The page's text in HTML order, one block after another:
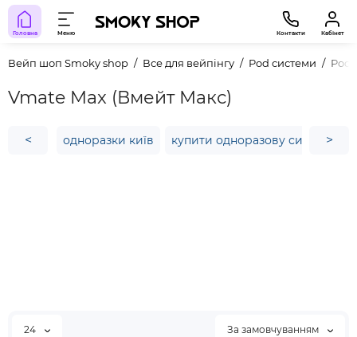
Головна Меню Контакти Кабінет
Вейп шоп Smoky shop Все для вейпінгу Pod системи Pod
Vmate Max (Вмейт Макс)
< одноразки київ купити одноразову сигарету
>
24 За замовчуванням